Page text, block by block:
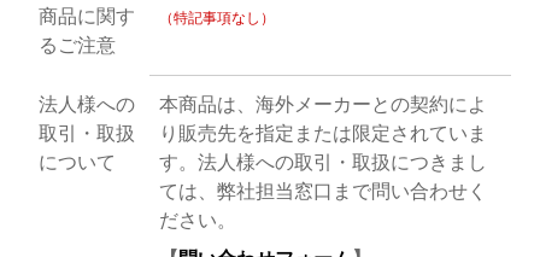
商品に関す
るご注意
（特記事項なし）
法人様への
取引・取扱
について
本商品は、海外メーカーとの契約によ
り販売先を指定または限定されていま
す。法人様への取引・取扱につきまし
ては、弊社担当窓口まで問い合わせく
ださい。